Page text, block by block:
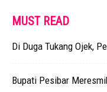
MUST READ
Di Duga Tukang Ojek,
Bupati Pesibar